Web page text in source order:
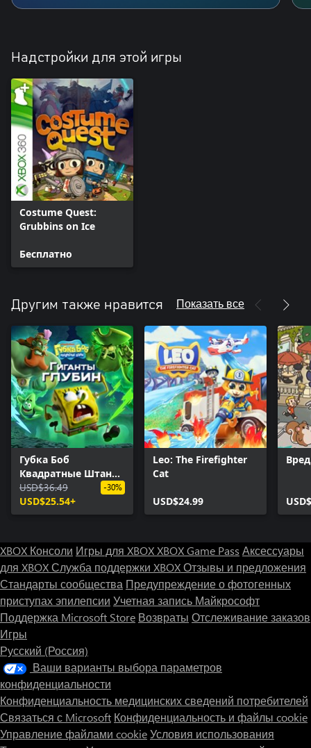
Надстройки для этой игры
Costume Quest:
Grubbins on Ice
Бесплатно
Другим также нравится Показать все
Губка Боб
Квадратные Штаны:
Гиганты глубин
USD$36.49
USD$25.54+
-30%
Leo: The Firefighter
Cat
USD$24.99
XBOX Консоли Игры для XBOXXBOX Game Pass Аксессуары
для XBOXСлужба поддержки XBOXОтзывы и предложения
Стандарты сообщества Предупреждение о фотогенных
приступах эпилепсии Учетная запись Майкрософт
Поддержка Microsoft Store Возвраты Отслеживание заказов
Игры
Русский (Россия)
Ваши варианты выбора параметров
конфиденциальности
Конфиденциальность медицинских сведений потребителей
Связаться с Microsoft Конфиденциальность и файлы cookie
Управление файлами cookieУсловия использования